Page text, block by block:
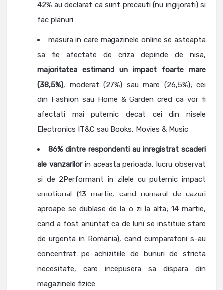
42% au declarat ca sunt precauti (nu ingijorati) si
fac planuri
masura in care magazinele online se asteapta
sa fie afectate de criza depinde de nisa,
majoritatea estimand un impact foarte mare
(38,5%), moderat (27%) sau mare (26,5%); cei
din Fashion sau Home & Garden cred ca vor fi
afectati mai puternic decat cei din nisele
Electronics IT&C sau Books, Movies & Music
86% dintre respondenti au inregistrat scaderi
ale vanzarilorin aceasta perioada, lucru observat
si de 2Performant in zilele cu puternic impact
emotional (13 martie, cand numarul de cazuri
aproape se dublase de la o zi la alta; 14 martie,
cand a fost anuntat ca de luni se instituie stare
de urgenta in Romania), cand cumparatorii s-au
concentrat pe achizitiile de bunuri de stricta
necesitate, care incepusera sa dispara din
magazinele fizice